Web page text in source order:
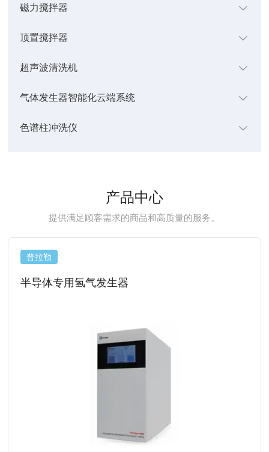
磁力搅拌器
顶置搅拌器
超声波清洗机
气体发生器智能化云端系统
色谱柱冲洗仪
产品中心
提供满足顾客需求的商品和高质量的服务。
普拉勒
半导体专用氢气发生器